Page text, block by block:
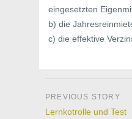
eingesetzten
b) die
c) die effektive
Lernkotrolle und Test